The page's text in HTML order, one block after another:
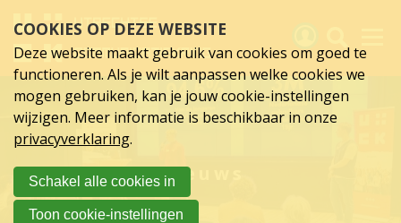
Archief
links
over
Spring
hoofd
inhoud
Spring
naar
hoofdnavigatie
Nieuws
Activiteiten
Nieuws
Verslagen
Sluit je aan
COOKIES OP DEZE WEBSITE
Deze website maakt gebruik van cookies om goed te
functioneren. Als je wilt aanpassen welke cookies we
mogen gebruiken, kan je jouw cookie-instellingen
wijzigen. Meer informatie is beschikbaar in onze
privacyverklaring.
Schakel alle cookies in
Toon cookie-instellingen